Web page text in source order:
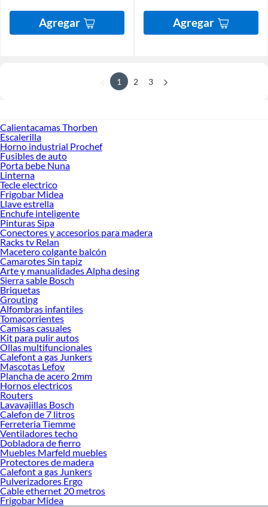
Agregar Agregar
1 2 3
Calientacamas Thorben
Escalerilla
Horno industrial Prochef
Fusibles de auto
Porta bebe Nuna
Linterna
Tecle electrico
Frigobar Midea
Llave estrella
Enchufe inteligente
Pinturas Sipa
Conectores y accesorios para madera
Racks tv Relan
Macetero colgante balcón
Camarotes Sin tapiz
Arte y manualidades Alpha desing
Sierra sable Bosch
Briquetas
Grouting
Alfombras infantiles
Tomacorrientes
Camisas casuales
Kit para pulir autos
Ollas multifuncionales
Calefont a gas Junkers
Mascotas Lefov
Plancha de acero 2mm
Hornos electricos
Routers
Lavavajillas Bosch
Calefon de 7 litros
Ferreteria Tiemme
Ventiladores techo
Dobladora de fierro
Muebles Marfeld muebles
Protectores de madera
Calefont a gas Junkers
Pulverizadores Ergo
Cable ethernet 20 metros
Frigobar Midea